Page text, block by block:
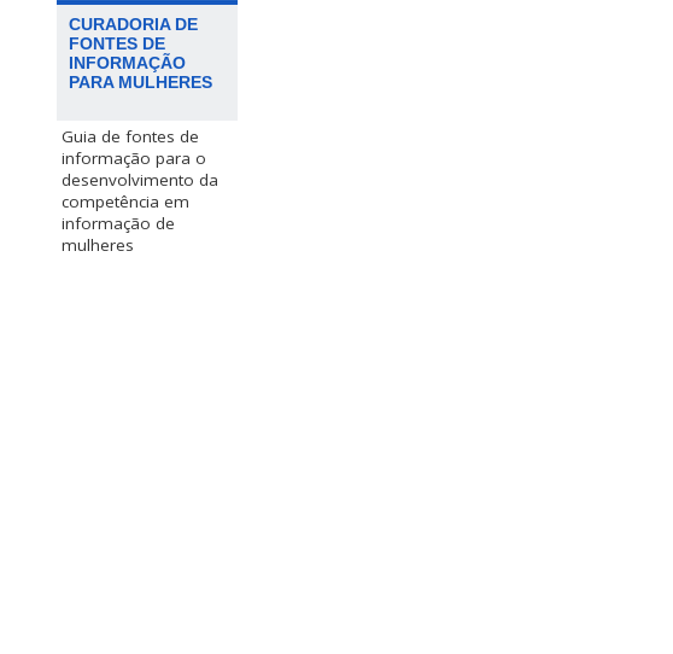
CURADORIA DE
FONTES DE
INFORMAÇÃO
PARA MULHERES
Guia de fontes de
informação para o
desenvolvimento da
competência em
informação de
mulheres